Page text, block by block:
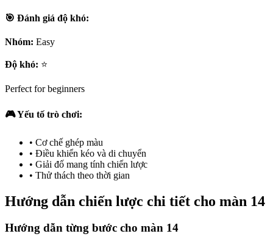
🎯 Đánh giá độ khó:
Nhóm: Easy
Độ khó: ⭐
Perfect for beginners
🎮 Yếu tố trò chơi:
• Cơ chế ghép màu
• Điều khiển kéo và di chuyển
• Giải đố mang tính chiến lược
• Thử thách theo thời gian
Hướng dẫn chiến lược chi tiết cho màn 14
Hướng dẫn từng bước cho màn 14